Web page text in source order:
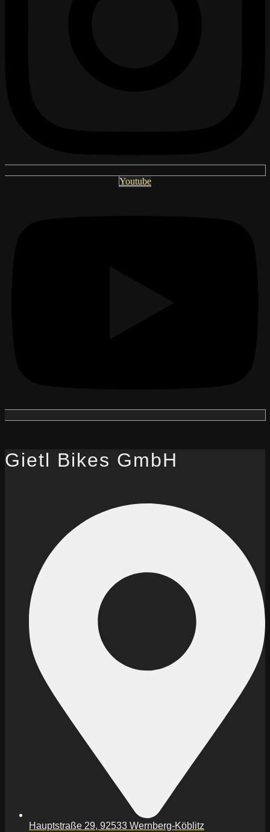
Youtube
Gietl Bikes GmbH
Hauptstraße 29, 92533 Wernberg-Köblitz